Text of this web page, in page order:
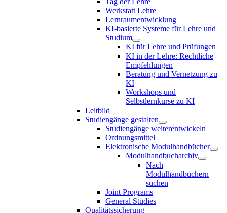
Werkstatt Lehre
Lernraumentwicklung
KI-basierte Systeme für Lehre und
Studium
KI für Lehre und Prüfungen
KI in der Lehre: Rechtliche
Empfehlungen
Beratung und Vernetzung zu
KI
Workshops und
Selbstlernkurse zu KI
Leitbild
Studiengänge gestalten
Studiengänge weiterentwickeln
Ordnungsmittel
Elektronische Modulhandbücher
Modulhandbucharchiv
Nach
Modulhandbüchern
suchen
Joint Programs
General Studies
Qualitätssicherung